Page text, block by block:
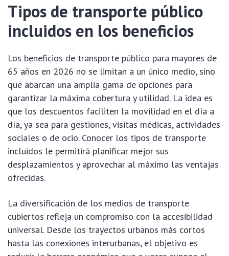
Tipos de transporte público
incluidos en los beneficios
Los beneficios de transporte público para mayores de
65 años en 2026 no se limitan a un único medio, sino
que abarcan una amplia gama de opciones para
garantizar la máxima cobertura y utilidad. La idea es
que los descuentos faciliten la movilidad en el día a
día, ya sea para gestiones, visitas médicas, actividades
sociales o de ocio. Conocer los tipos de transporte
incluidos le permitirá planificar mejor sus
desplazamientos y aprovechar al máximo las ventajas
ofrecidas.
La diversificación de los medios de transporte
cubiertos refleja un compromiso con la accesibilidad
universal. Desde los trayectos urbanos más cortos
hasta las conexiones interurbanas, el objetivo es